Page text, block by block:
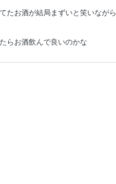
お酒が結局まずいと笑いなが
らお酒飲んで良いのかな